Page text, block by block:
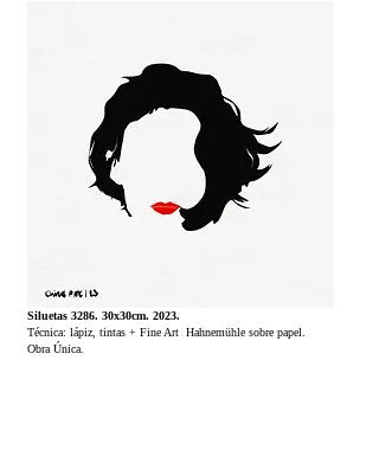
Siluetas 3286. 30x30cm. 2023.
Técnica: lápiz, tintas + Fine Art Hahnemühle sobre papel.
Obra Única.